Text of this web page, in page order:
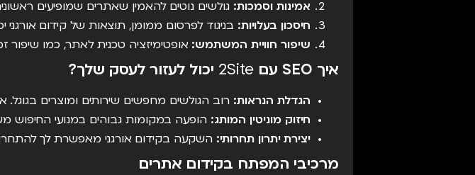
אמינות וסמכות: גולשים נוטים להאמין שאתרים שמופיעים
חיסכון בעלויות: בניגוד לפרסום ממומן, תוצאות של קידום
שיפור חוויית המשתמש: אופטימיזציה טכנית לאתר, כמו שיפור
איך SEO עם 2Site יכול לעזור לעסק שלך?
הגדלת הנראות: רוב הגולשים מחפשים שירותים ומוצרים
חיזוק מוניטין המותג: הופעה במקומות גבוהים במנועי החיפוש
יצירת יתרון תחרותי: השקעה בקידום אורגני מאפשרת לך
מרכיבי המפתח בקידום אתרים